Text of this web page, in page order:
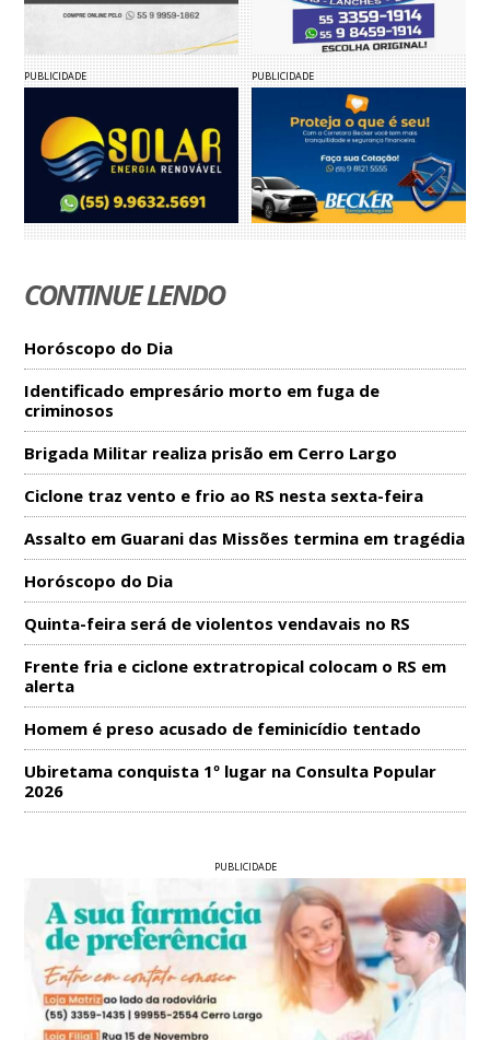
PUBLICIDADE PUBLICIDADE
CONTINUE LENDO
Horóscopo do Dia
Identificado empresário morto em fuga de
criminosos
Brigada Militar realiza prisão em Cerro Largo
Ciclone traz vento e frio ao RS nesta sexta-feira
Assalto em Guarani das Missões termina em tragédia
Horóscopo do Dia
Quinta-feira será de violentos vendavais no RS
Frente fria e ciclone extratropical colocam o RS em
alerta
Homem é preso acusado de feminicídio tentado
Ubiretama conquista 1º lugar na Consulta Popular
2026
PUBLICIDADE